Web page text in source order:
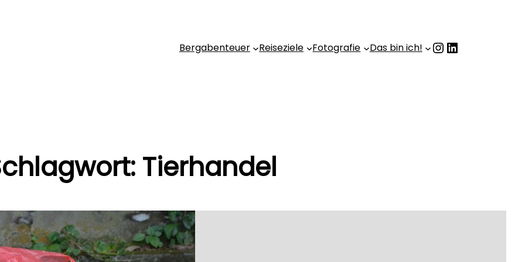
Bergabenteuer Reiseziele Fotografie Das bin ich! InstagramLinkedIn
Tierhandel